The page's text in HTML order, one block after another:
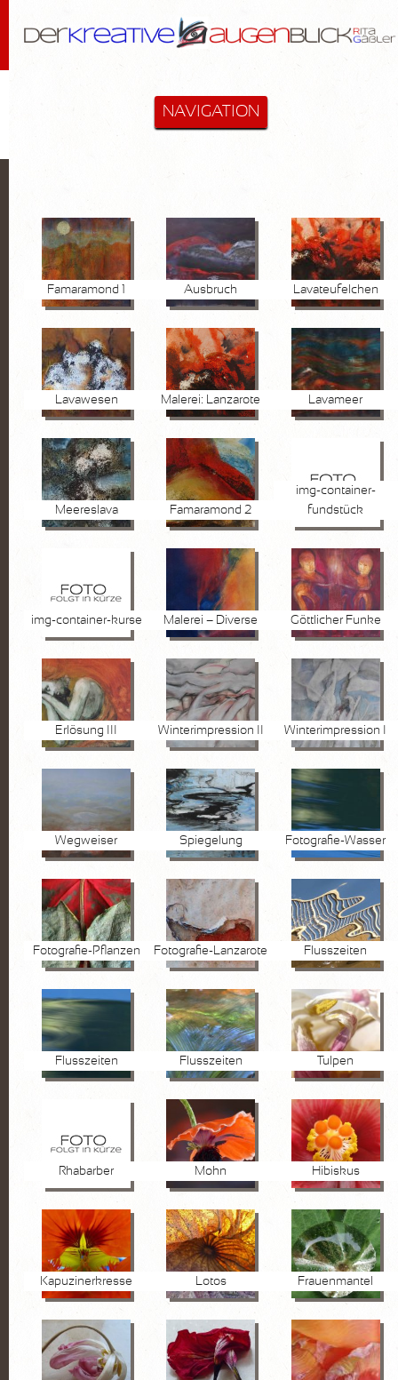
NAVIGATION
Cactus-Objekte
Lanzarote
Diverse
Hommage an Bloßfeldt
Aktzeichnungen
FOTOGRAFIE
Pflanzen
Wasser
Stein
KURSE
AKTUELLES
Kurse
Marktplatz
VITA
KONTAKT
Famaramond 1 Ausbruch Lavateufelchen
Lavawesen Malerei: Lanzarote Lavameer
Meereslava Famaramond 2
img-container-
fundstück
img-container-kurse Malerei – Diverse Göttlicher Funke
Erlösung III Winterimpression II Winterimpression I
Wegweiser Spiegelung Fotografie-Wasser
Fotografie-Pflanzen Fotografie-Lanzarote Flusszeiten
Flusszeiten Flusszeiten Tulpen
Rhabarber Mohn Hibiskus
Kapuzinerkresse Lotos Frauenmantel